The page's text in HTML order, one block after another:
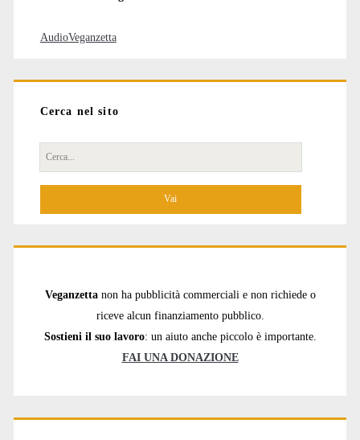
AudioVeganzetta
Cerca nel sito
Cerca
per:
Veganzetta non ha pubblicità commerciali e non richiede o
riceve alcun finanziamento pubblico.
Sostieni il suo lavoro: un aiuto anche piccolo è importante.
FAI UNA DONAZIONE